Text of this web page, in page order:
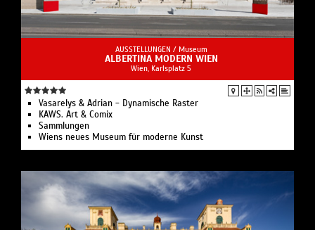
AUSSTELLUNGEN / Museum
ALBERTINA MODERN WIEN
Wien, Karlsplatz 5
Vasarelys & Adrian - Dynamische Raster
KAWS. Art & Comix
Sammlungen
Wiens neues Museum für moderne Kunst